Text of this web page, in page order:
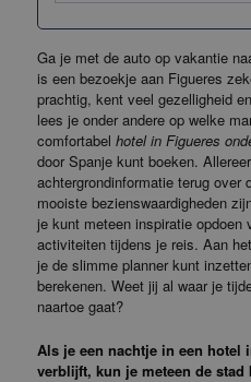
Ga je met de auto op vakantie
is een bezoekje aan Figueres
prachtig, kent veel gezelligheid
lees je onder andere op welke
comfortabelhotel in Figueres
door Spanje kunt boeken.
achtergrondinformatie terug over
mooiste bezienswaardigheden
je kunt meteen inspiratie opdoen
activiteiten tijdens je reis. Aan
je de slimme planner kunt
berekenen. Weet jij al waar je
naartoe gaat?
Als je een nachtje in een hotel
verblijft, kun je meteen de stad